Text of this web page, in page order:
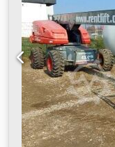
bakar:diesel ,
Teknis Tahun
PS) Ketinggian
Jangkauan
m x 1,83 m Dimensi
m x 2,57 m Area
angkut: 272 kg
1,52 m Berat:
Kecepatan
umum, sepenuhnya